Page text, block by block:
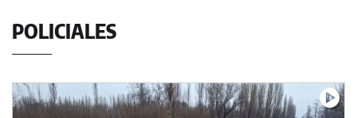
POLICIALES